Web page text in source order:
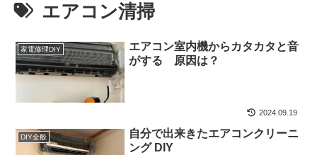
エアコン清掃
家電修理DIY
エアコン室内機からカタカタと音
がする 原因は？
2024.09.19
DIY全般
自分で出来きたエアコンクリーニ
ング DIY